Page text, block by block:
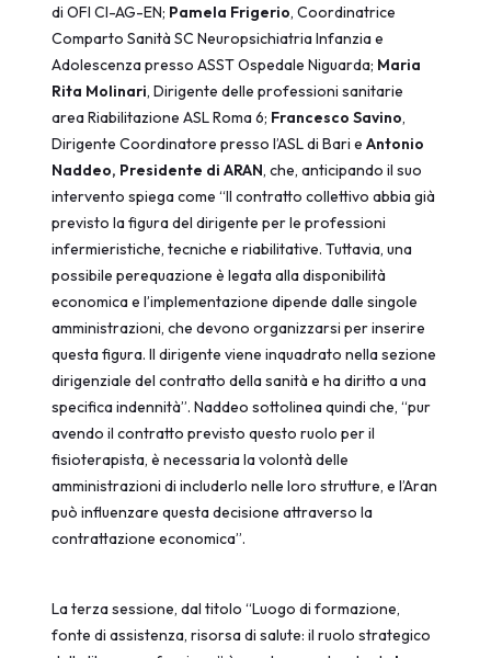
di OFI CI-AG-EN; Pamela Frigerio, Coordinatrice
Comparto Sanità SC Neuropsichiatria Infanzia e
Adolescenza presso ASST Ospedale Niguarda; Maria
Rita Molinari, Dirigente delle professioni sanitarie
area Riabilitazione ASL Roma 6; Francesco Savino,
Dirigente Coordinatore presso l’ASL di Bari eAntonio
Naddeo, Presidente di ARAN, che, anticipando il suo
intervento spiega come “Il contratto collettivo abbia già
previsto la figura del dirigente per le professioni
infermieristiche, tecniche e riabilitative. Tuttavia, una
possibile perequazione è legata alla disponibilità
economica e l’implementazione dipende dalle singole
amministrazioni, che devono organizzarsi per inserire
questa figura. Il dirigente viene inquadrato nella sezione
dirigenziale del contratto della sanità e ha diritto a una
specifica indennità”. Naddeo sottolinea quindi che, “pur
avendo il contratto previsto questo ruolo per il
fisioterapista, è necessaria la volontà delle
amministrazioni di includerlo nelle loro strutture, e l’Aran
può influenzare questa decisione attraverso la
contrattazione economica”.
La terza sessione, dal titolo “Luogo di formazione,
fonte di assistenza, risorsa di salute: il ruolo strategico